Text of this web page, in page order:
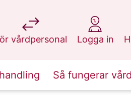
vårdpersonal
på 1177.se
Logga in
på 1177.se
Så fungerar